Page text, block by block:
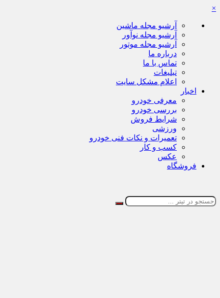
×
آرشیو مجله ماشین
آرشیو مجله نوآور
آرشیو مجله موتور
درباره ما
تماس با ما
تبلیغات
اعلام مشکل سایت
اخبار
معرفی خودرو
بررسی خودرو
شرایط فروش
ورزشی
تعمیرات و نکات فنی خودرو
کسب و کار
عکس
فروشگاه